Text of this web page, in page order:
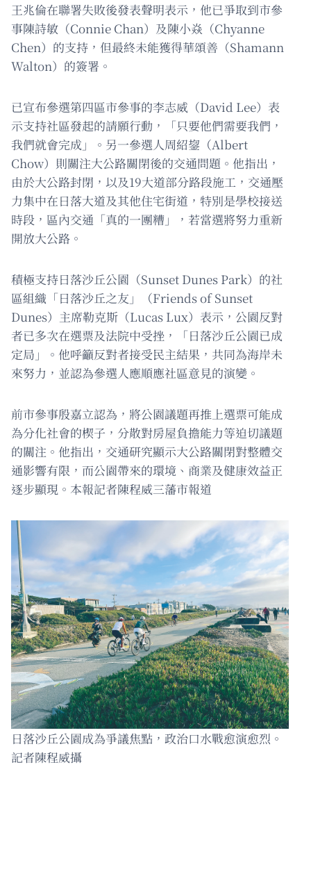
王兆倫在聯署失敗後發表聲明表示，他已爭取到市參
事陳詩敏（Connie Chan）及陳小焱（Chyanne
Chen）的支持，但最終未能獲得華頌善（Shamann
Walton）的簽署。
已宣布參選第四區市參事的李志威（David Lee）表
示支持社區發起的請願行動，「只要他們需要我們，
我們就會完成」。另一參選人周紹鋆（Albert
Chow）則關注大公路關閉後的交通問題。他指出，
由於大公路封閉，以及19大道部分路段施工，交通壓
力集中在日落大道及其他住宅街道，特別是學校接送
時段，區內交通「真的一團糟」，若當選將努力重新
開放大公路。
積極支持日落沙丘公園（Sunset Dunes Park）的社
區組織「日落沙丘之友」（Friends of Sunset
Dunes）主席勒克斯（Lucas Lux）表示，公園反對
者已多次在選票及法院中受挫，「日落沙丘公園已成
定局」。他呼籲反對者接受民主結果，共同為海岸未
來努力，並認為參選人應順應社區意見的演變。
前市參事殷嘉立認為，將公園議題再推上選票可能成
為分化社會的楔子，分散對房屋負擔能力等迫切議題
的關注。他指出，交通研究顯示大公路關閉對整體交
通影響有限，而公園帶來的環境、商業及健康效益正
逐步顯現。本報記者陳程威三藩市報道
日落沙丘公園成為爭議焦點，政治口水戰愈演愈烈。
記者陳程威攝